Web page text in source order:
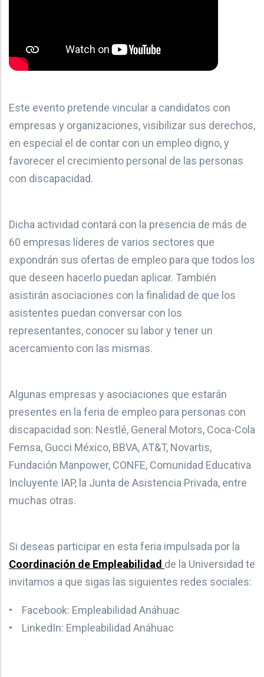
Este evento pretende vincular a candidatos con
empresas y organizaciones, visibilizar sus derechos,
en especial el de contar con un empleo digno, y
favorecer el crecimiento personal de las personas
con discapacidad.
Dicha actividad contará con la presencia de más de
60 empresas líderes de varios sectores que
expondrán sus ofertas de empleo para que todos los
que deseen hacerlo puedan aplicar. También
asistirán asociaciones con la finalidad de que los
asistentes puedan conversar con los
representantes, conocer su labor y tener un
acercamiento con las mismas.
Algunas empresas y asociaciones que estarán
presentes en la feria de empleo para personas con
discapacidad son: Nestlé, General Motors, Coca-Cola
Femsa, Gucci México, BBVA, AT&T, Novartis,
Fundación Manpower, CONFE, Comunidad Educativa
Incluyente IAP, la Junta de Asistencia Privada, entre
muchas otras.
Si deseas participar en esta feria impulsada por la
Coordinación de Empleabilidad de la Universidad te
invitamos a que sigas las siguientes redes sociales:
• Facebook: Empleabilidad Anáhuac
• LinkedIn: Empleabilidad Anáhuac